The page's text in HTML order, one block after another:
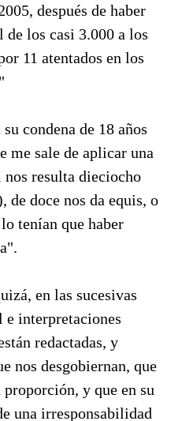
después de haber
de los casi 3.000 a los
11 atentados en los
condena de 18 años
me sale de aplicar una
resulta dieciocho
de doce nos da equis, o
tenían que haber
en las sucesivas
e interpretaciones
redactadas, y
nos desgobiernan, que
y que en su
una irresponsabilidad